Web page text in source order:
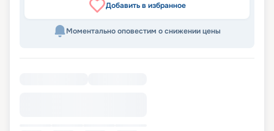
Добавить в избранное
Моментально оповестим о снижении цены